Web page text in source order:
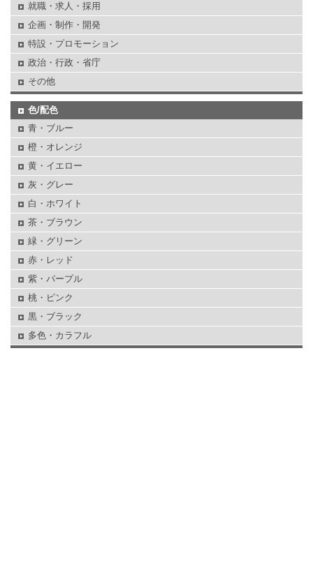
就職・求人・採用
企画・制作・開発
特設・プロモーション
政治・行政・省庁
その他
色/配色
青・ブルー
橙・オレンジ
黄・イエロー
灰・グレー
白・ホワイト
茶・ブラウン
緑・グリーン
赤・レッド
紫・パープル
桃・ピンク
黒・ブラック
多色・カラフル